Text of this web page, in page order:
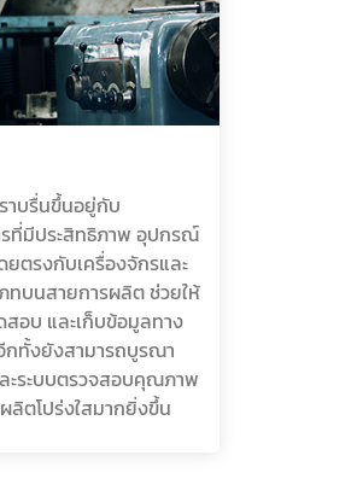
าบรื่นขึ้นอยู่กับ
รที่มีประสิทธิภาพ อุปกรณ์
ยตรงกับเครื่องจักรและ
ทบนสายการผลิต ช่วยให้
อบ และเก็บข้อมูลทาง
กทั้งยังสามารถบูรณา
ละระบบตรวจสอบคุณภาพ
ลิตโปร่งใสมากยิ่งขึ้น